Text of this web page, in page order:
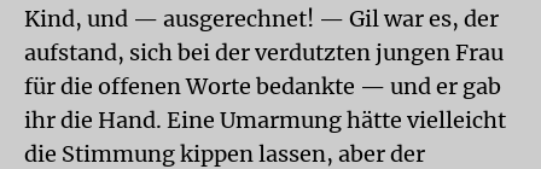
Kind, und — ausgerechnet! — Gil war es, der
aufstand, sich bei der verdutzten jungen Frau
für die offenen Worte bedankte — und er gab
ihr die Hand. Eine Umarmung hätte vielleicht
die Stimmung kippen lassen, aber der